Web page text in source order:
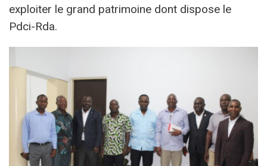
exploiter le grand patrimoine dont dispose le
Pdci-Rda.